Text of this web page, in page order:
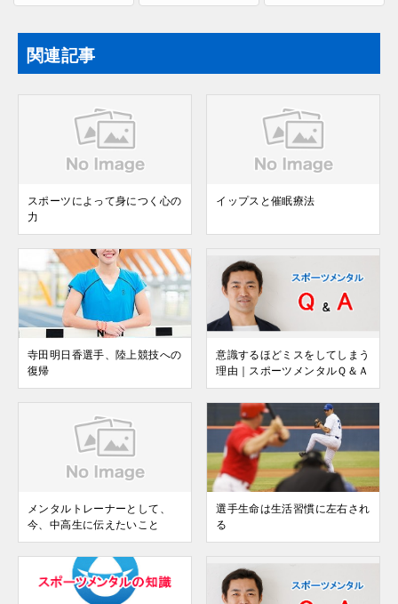
関連記事
スポーツによって身につく心の
力
イップスと催眠療法
寺田明日香選手、陸上競技への
復帰
意識するほどミスをしてしまう
理由｜スポーツメンタルＱ＆Ａ
メンタルトレーナーとして、
今、中高生に伝えたいこと
選手生命は生活習慣に左右され
る